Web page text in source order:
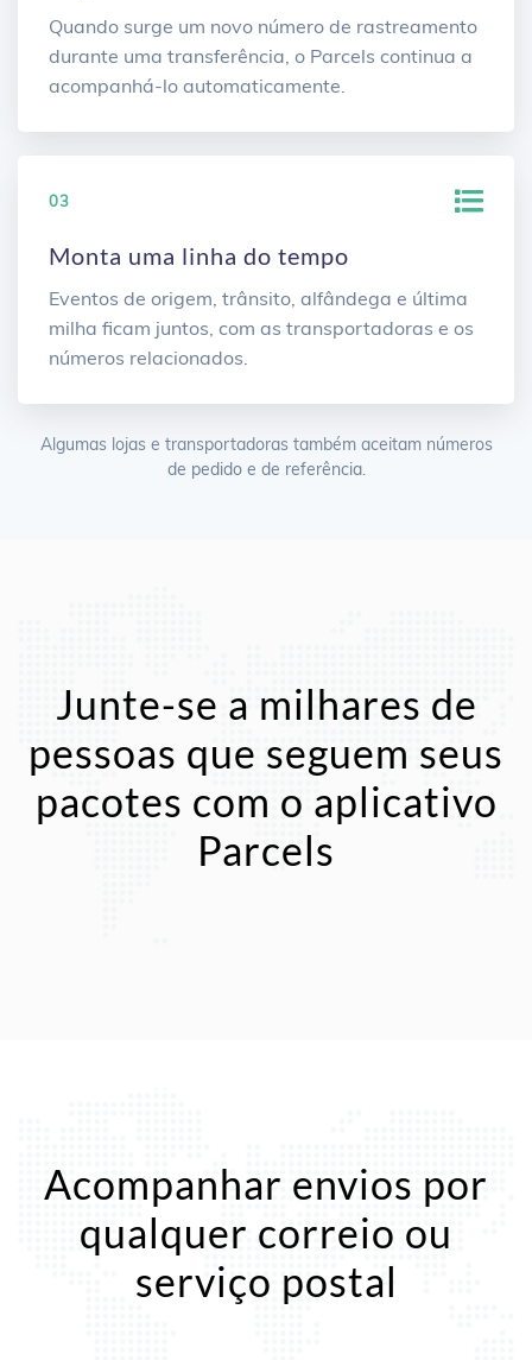
Quando surge um novo número de rastreamento
durante uma transferência, o Parcels continua a
acompanhá-lo automaticamente.
03
Monta uma linha do tempo
Eventos de origem, trânsito, alfândega e última
milha ficam juntos, com as transportadoras e os
números relacionados.
Algumas lojas e transportadoras também aceitam números
de pedido e de referência.
Junte-se a milhares de
pessoas que seguem seus
pacotes com o aplicativo
Parcels
Acompanhar envios por
qualquer correio ou
serviço postal